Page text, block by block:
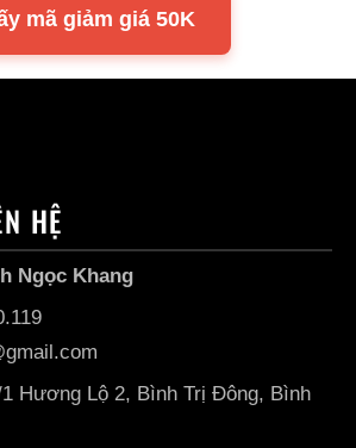
mã giảm giá 50K
HỆ
Ngọc Khang
Hương Lộ 2, Bình Trị Đông, Bình